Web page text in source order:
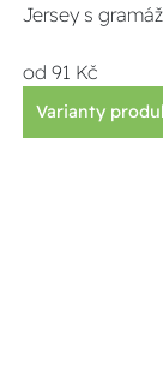
Jersey s
od 91 Kč
Varianty